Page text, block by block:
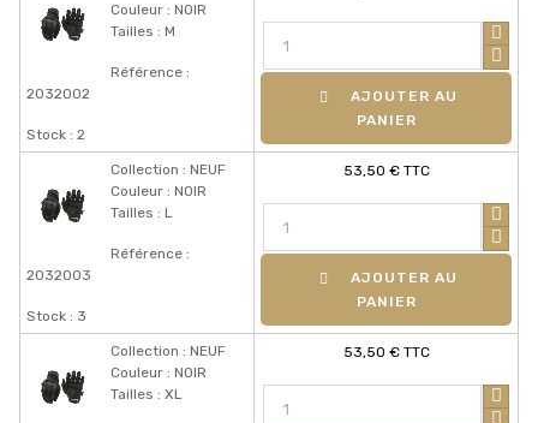
Couleur : NOIR
Tailles : M
Référence :
2032002
Stock : 2
PANIER
Collection : NEUF
Couleur : NOIR
Tailles : L
Référence :
2032003
Stock : 3
53,50 € TTC
PANIER
Collection : NEUF
Couleur : NOIR
Tailles : XL
53,50 € TTC